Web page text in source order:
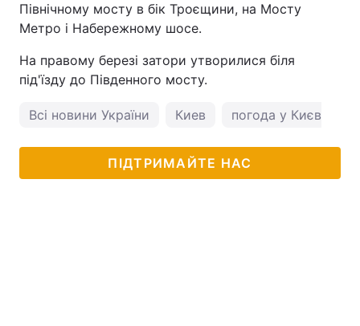
Північному мосту в бік Троєщини, на Мосту
Метро і Набережному шосе.
На правому березі затори утворилися біля
під'їзду до Південного мосту.
Всі новини України Киев погода у Києві
ПІДТРИМАЙТЕ НАС